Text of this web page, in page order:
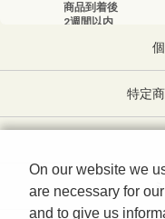
商品到着後
2週間以内
特定
On our website we
are necessary for
and to give us